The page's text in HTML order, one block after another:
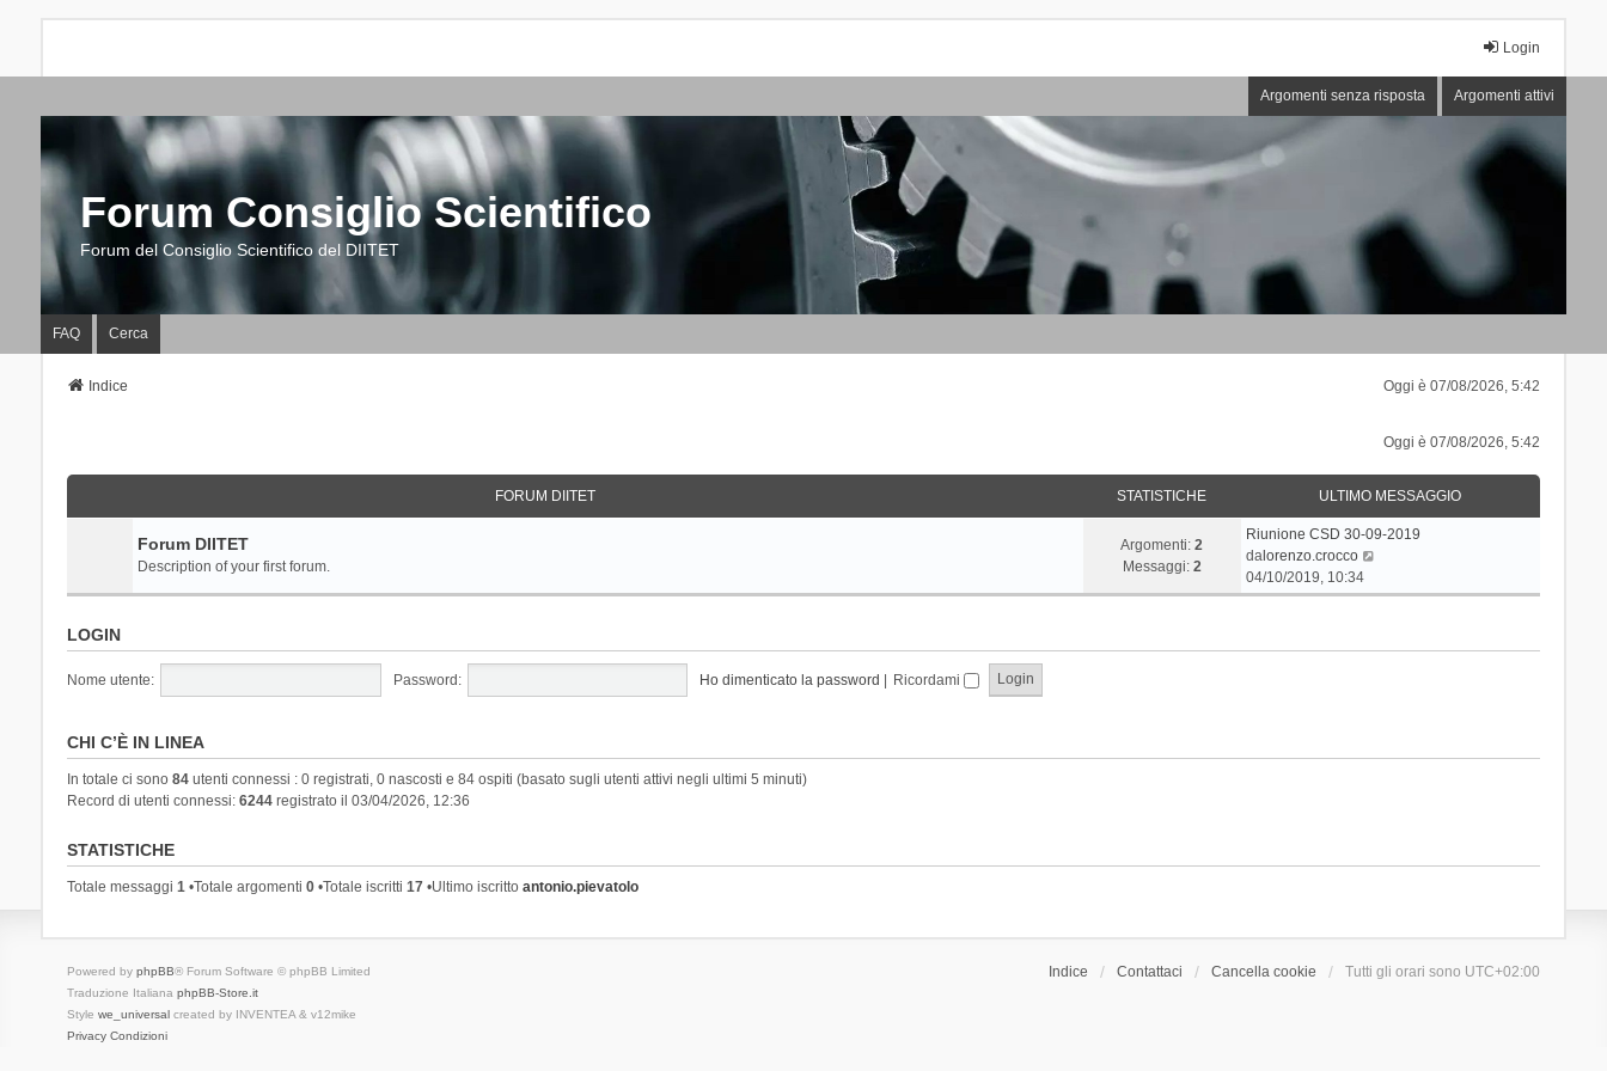
Login
Argomenti senza risposta Argomenti attivi
Forum Consiglio Scientifico
Forum del Consiglio Scientifico del DIITET
FAQ Cerca
Oggi è 07/08/2026, 5:42
Indice
Oggi è 07/08/2026, 5:42
FORUM DIITET STATISTICHE ULTIMO MESSAGGIO
Forum DIITET
Description of your first forum.
Argomenti:2
Messaggi: 2
Riunione CSD 30-09-2019
dalorenzo.crocco
d
o
04/10/2019, 10:34
LOGIN
Nome utente: Password: Ho dimenticato la password | Ricordami
CHI C’È IN LINEA
In totale ci sono 84utenti connessi : 0 registrati, 0 nascosti e 84 ospiti (basato sugli utenti attivi negli ultimi 5 minuti)
Record di utenti connessi: 6244registrato il 03/04/2026, 12:36
STATISTICHE
Totale messaggi 1•Totale argomenti 0•Totale iscritti 17•Ultimo iscritto antonio.pievatolo
Indice Contattaci Cancella cookie Tutti gli orari sono UTC+02:00
Powered by phpBB® Forum Software © phpBB Limited
Traduzione Italiana phpBB-Store.it
Style we_universalcreated by INVENTEA & v12mike
Privacy Condizioni